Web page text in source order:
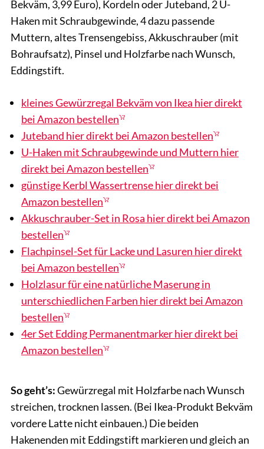
Bekväm, 3,99 Euro), Kordeln oder Juteband, 2 U-
Haken mit Schraubgewinde, 4 dazu passende
Muttern, altes Trensengebiss, Akkuschrauber (mit
Bohraufsatz), Pinsel und Holzfarbe nach Wunsch,
Eddingstift.
kleines Gewürzregal Bekväm von Ikea hier direkt
bei Amazon bestellen
Juteband hier direkt bei Amazon bestellen
U-Haken mit Schraubgewinde und Muttern hier
direkt bei Amazon bestellen
günstige Kerbl Wassertrense hier direkt bei
Amazon bestellen
Akkuschrauber-Set in Rosa hier direkt bei Amazon
bestellen
Flachpinsel-Set für Lacke und Lasuren hier direkt
bei Amazon bestellen
Holzlasur für eine natürliche Maserung in
unterschiedlichen Farben hier direkt bei Amazon
bestellen
4er Set Edding Permanentmarker hier direkt bei
Amazon bestellen
So geht’s:Gewürzregal mit Holzfarbe nach Wunsch
streichen, trocknen lassen. (Bei Ikea-Produkt Bekväm
vordere Latte nicht einbauen.) Die beiden
Hakenenden mit Eddingstift markieren und gleich an